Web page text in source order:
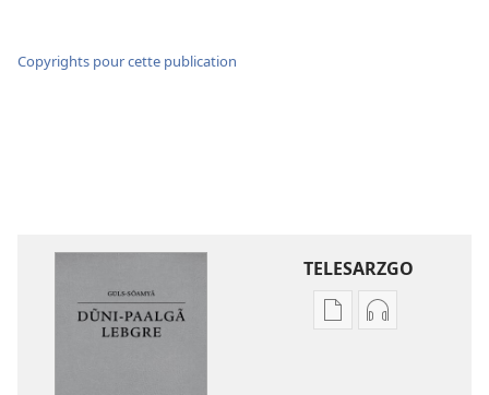
Copyrights pour cette publication
TELESARZGO
OptionsOptions